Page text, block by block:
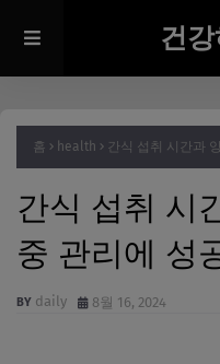
건
홈 health 간식 섭취 시간과
간식 섭취 시
중 관리에 성
daily 8월 16, 2024